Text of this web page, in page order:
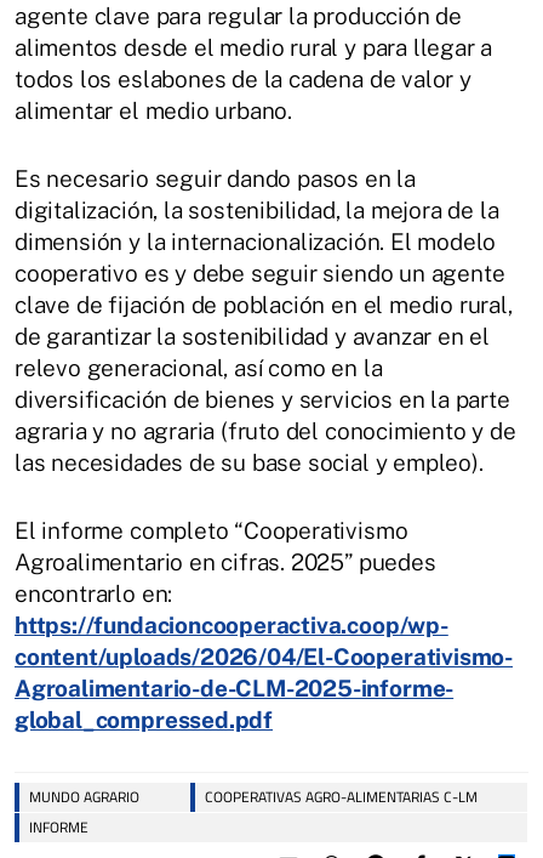
agente clave para regular la producción de
alimentos desde el medio rural y para llegar a
todos los eslabones de la cadena de valor y
alimentar el medio urbano.
Es necesario seguir dando pasos en la
digitalización, la sostenibilidad, la mejora de la
dimensión y la internacionalización. El modelo
cooperativo es y debe seguir siendo un agente
clave de fijación de población en el medio rural,
de garantizar la sostenibilidad y avanzar en el
relevo generacional, así como en la
diversificación de bienes y servicios en la parte
agraria y no agraria (fruto del conocimiento y de
las necesidades de su base social y empleo).
El informe completo “Cooperativismo
Agroalimentario en cifras. 2025” puedes
encontrarlo en:
https://fundacioncooperactiva.coop/wp-
content/uploads/2026/04/El-Cooperativismo-
Agroalimentario-de-CLM-2025-informe-
global_compressed.pdf
MUNDO AGRARIO
COOPERATIVAS AGRO-ALIMENTARIAS C-LM
INFORME